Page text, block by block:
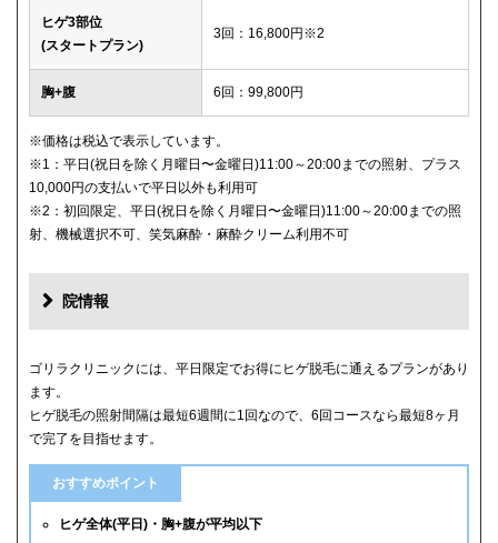
ヒゲ3部位
(スタートプラン)
3回：16,800円※2
胸+腹 6回：99,800円
※価格は税込で表示しています。
※1：平日(祝日を除く月曜日〜金曜日)11:00～20:00までの照射、プラス
10,000円の支払いで平日以外も利用可
※2：初回限定、平日(祝日を除く月曜日〜金曜日)11:00～20:00までの照
射、機械選択不可、笑気麻酔・麻酔クリーム利用不可
院情報
ゴリラクリニックには、平日限定でお得にヒゲ脱毛に通えるプランがあり
ます。
ヒゲ脱毛の照射間隔は最短6週間に1回なので、6回コースなら最短8ヶ月
で完了を目指せます。
おすすめポイント
ヒゲ全体(平日)・胸+腹が平均以下